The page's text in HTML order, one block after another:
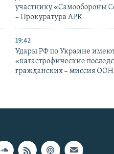
участнику «Самообороны
– Прокуратура АРК
19:42
Удары РФ по Украине
«катастрофические
гражданских – миссия ООН